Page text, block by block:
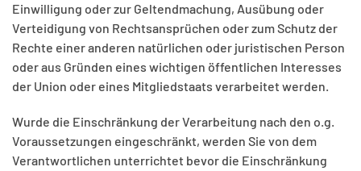
Einwilligung oder zur Geltendmachung, Ausübung oder
Verteidigung von Rechtsansprüchen oder zum Schutz der
Rechte einer anderen natürlichen oder juristischen Person
oder aus Gründen eines wichtigen öffentlichen Interesses
der Union oder eines Mitgliedstaats verarbeitet werden.
Wurde die Einschränkung der Verarbeitung nach den o.g.
Voraussetzungen eingeschränkt, werden Sie von dem
Verantwortlichen unterrichtet bevor die Einschränkung